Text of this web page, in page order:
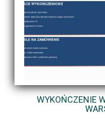
WYKOŃCZENIE